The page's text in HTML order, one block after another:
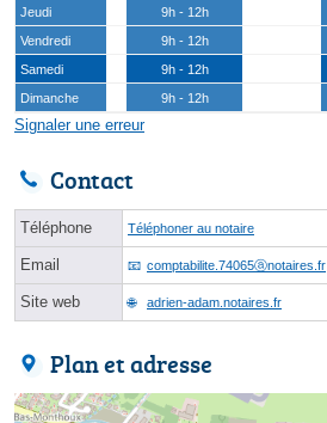
Jeudi
9h - 12h
Vendredi
9h - 12h
Samedi
9h - 12h
Dimanche
9h - 12h
Signaler une erreur
Contact
Téléphone Téléphoner au notaire
Email comptabilite.74065ⓐnotaires.fr
Site web adrien-adam.notaires.fr
Plan et adresse